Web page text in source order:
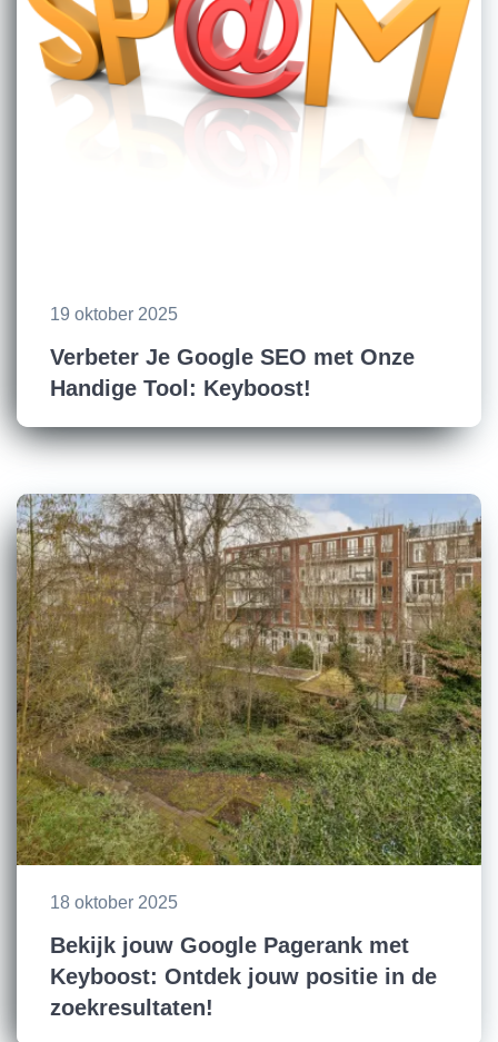
19 oktober 2025
Verbeter Je Google SEO met Onze
Handige Tool: Keyboost!
18 oktober 2025
Bekijk jouw Google Pagerank met
Keyboost: Ontdek jouw positie in de
zoekresultaten!